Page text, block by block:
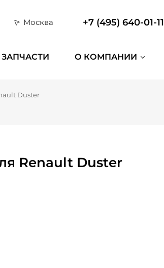
Москва +7 (495) 640-01-11
ЗАПЧАСТИ О КОМПАНИИ
Duster
Renault Duster